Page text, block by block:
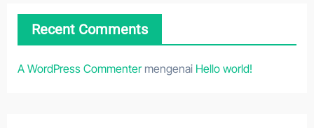
Recent Comments
A WordPress Commentermengenai Hello world!